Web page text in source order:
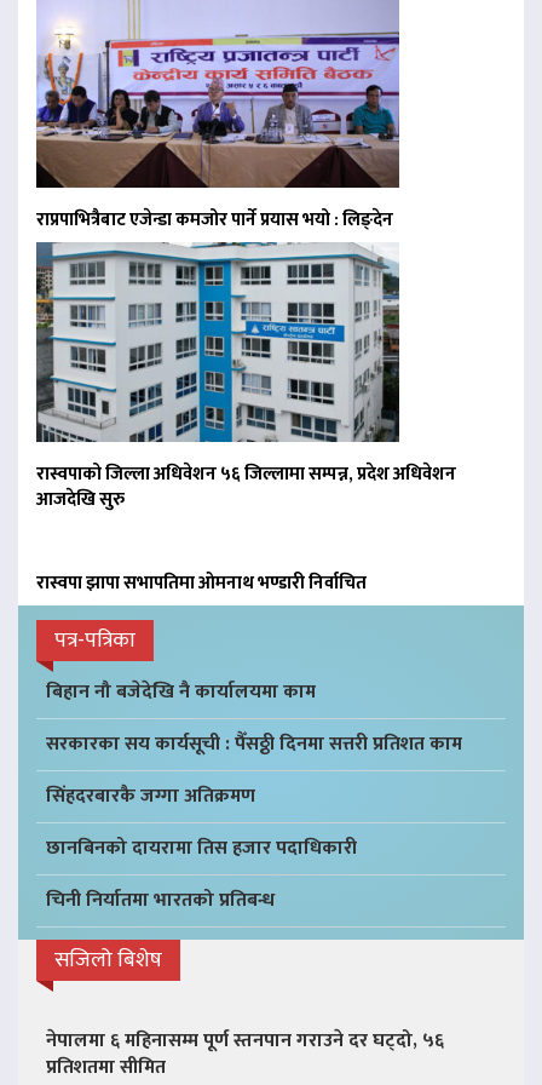
राप्रपाभित्रैबाट एजेन्डा कमजोर पार्ने प्रयास भयो : लिङ्देन
रास्वपाको जिल्ला अधिवेशन ५६ जिल्लामा सम्पन्न, प्रदेश अधिवेशन
आजदेखि सुरु
रास्वपा झापा सभापतिमा ओमनाथ भण्डारी निर्वाचित
पत्र-पत्रिका
बिहान नौ बजेदेखि नै कार्यालयमा काम
सरकारका सय कार्यसूची : पैँसठ्ठी दिनमा सत्तरी प्रतिशत काम
सिंहदरबारकै जग्गा अतिक्रमण
छानबिनको दायरामा तिस हजार पदाधिकारी
चिनी निर्यातमा भारतको प्रतिबन्ध
सजिलो बिशेष
नेपालमा ६ महिनासम्म पूर्ण स्तनपान गराउने दर घट्दो, ५६
प्रतिशतमा सीमित